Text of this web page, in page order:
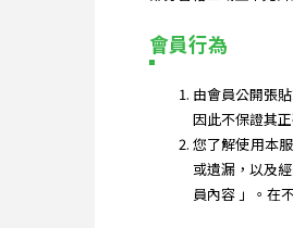
會員行為
由會員公開張
因此不保證其
您了解使用本
或遺漏，以及
員內容 」。在